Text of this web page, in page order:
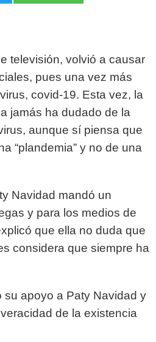
televisión, volvió a causar
pues una vez más
covid-19. Esta vez, la
jamás ha dudado de la
aunque sí piensa que
“plandemia” y no de una
Navidad mandó un
y para los medios de
que ella no duda que
considera que siempre ha
su apoyo a Paty Navidad y
de la existencia